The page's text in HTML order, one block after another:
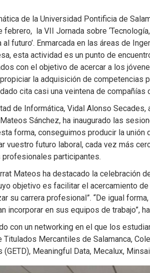
de la Universidad Pontificia de
febrero, la VII Jornada sobre
al futuro’. Enmarcada en las áreas de
esta actividad es un punto de
con el objetivo de acercar a los
la adquisición de competencias
cita casi una veintena de compañías
de Informática, Vidal Alonso
Sánchez, ha inaugurado las
forma, conseguimos producir la
vuestro futuro laboral, cada vez más
participantes.
Mateos ha destacado la celebración
objetivo es facilitar el acercamiento
su carrera profesional”. “De igual
incorporar en sus equipos de trabajo”,
con un networking en el que los
Titulados Mercantiles de Salamanca,
Meaningful Data, Mecalux,